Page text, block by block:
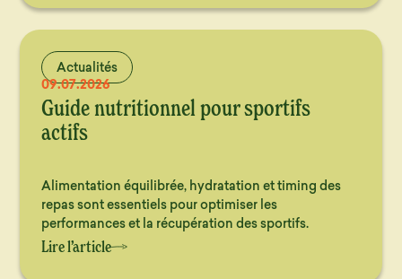
Actualités
09.07.2026
Guide nutritionnel pour sportifs
actifs
Alimentation équilibrée, hydratation et timing des
repas sont essentiels pour optimiser les
performances et la récupération des sportifs.
Lire l’article